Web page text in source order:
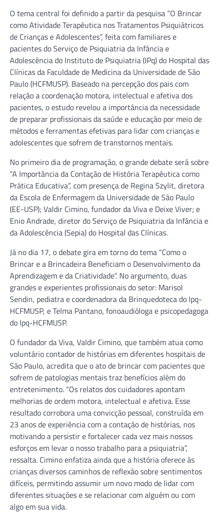
O tema central foi definido a partir da pesquisa “O Brincar
como Atividade Terapêutica nos Tratamentos Psiquiátricos
de Crianças e Adolescentes”, feita com familiares e
pacientes do Serviço de Psiquiatria da Infância e
Adolescência do Instituto de Psiquiatria (IPq) do Hospital das
Clínicas da Faculdade de Medicina da Universidade de São
Paulo (HCFMUSP). Baseado na percepção dos pais com
relação a coordenação motora, intelectual e afetiva dos
pacientes, o estudo revelou a importância da necessidade
de preparar profissionais da saúde e educação por meio de
métodos e ferramentas efetivas para lidar com crianças e
adolescentes que sofrem de transtornos mentais.
No primeiro dia de programação, o grande debate será sobre
“A Importância da Contação de História Terapêutica como
Prática Educativa”, com presença de Regina Szylit, diretora
da Escola de Enfermagem da Universidade de São Paulo
(EE-USP); Valdir Cimino, fundador da Viva e Deixe Viver; e
Enio Andrade, diretor do Serviço de Psiquiatria da Infância e
da Adolescência (Sepia) do Hospital das Clínicas.
Já no dia 17, o debate gira em torno do tema “Como o
Brincar e a Brincadeira Beneficiam o Desenvolvimento da
Aprendizagem e da Criatividade”. No argumento, duas
grandes e experientes profissionais do setor: Marisol
Sendin, pediatra e coordenadora da Brinquedoteca do Ipq-
HCFMUSP, e Telma Pantano, fonoaudióloga e psicopedagoga
do Ipq-HCFMUSP.
O fundador da Viva, Valdir Cimino, que também atua como
voluntário contador de histórias em diferentes hospitais de
São Paulo, acredita que o ato de brincar com pacientes que
sofrem de patologias mentais traz benefícios além do
entretenimento. “Os relatos dos cuidadores apontam
melhorias de ordem motora, intelectual e afetiva. Esse
resultado corrobora uma convicção pessoal, construída em
23 anos de experiência com a contação de histórias, nos
motivando a persistir e fortalecer cada vez mais nossos
esforços em levar o nosso trabalho para a psiquiatria”,
ressalta. Cimino enfatiza ainda que a história oferece às
crianças diversos caminhos de reflexão sobre sentimentos
difíceis, permitindo assumir um novo modo de lidar com
diferentes situações e se relacionar com alguém ou com
algo em sua vida.